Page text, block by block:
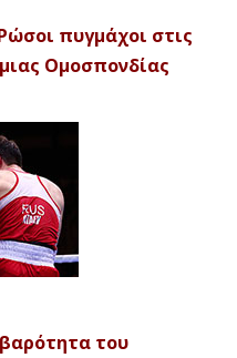
πυγμάχοι στις
Ομοσπονδίας
του